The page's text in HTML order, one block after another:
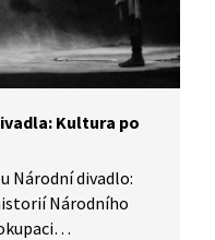
Kultura po
Národní divadlo:
Národního